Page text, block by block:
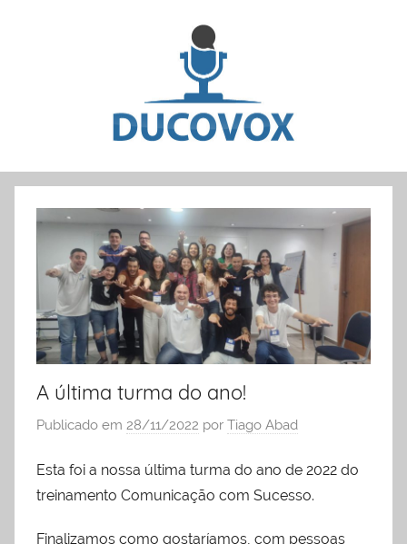
Dicas
artigos
sobre
oratória
liderança
A última turma do ano!
Publicado em 28/11/2022 por Tiago Abad
Esta foi a nossa última turma do ano de 2022 do
treinamento Comunicação com Sucesso.
Finalizamos como gostaríamos, com pessoas